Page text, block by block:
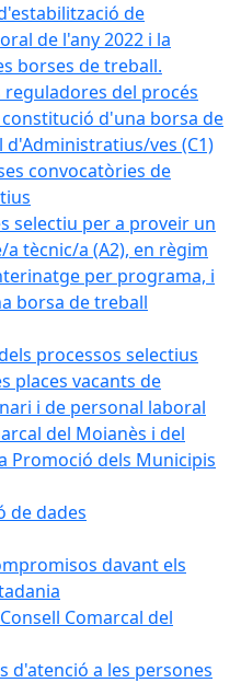
de
de l'any 2022 i la
borses de treball.
reguladores del procés
d'una borsa de
ves (C1)
convocatòries de
selectiu per a proveir un
tècnic/a (A2), en règim
per programa, i
borsa de treball
processos selectius
places vacants de
i de personal laboral
del Moianès i del
Promoció dels Municipis
de dades
davant els
Comarcal del
d'atenció a les persones